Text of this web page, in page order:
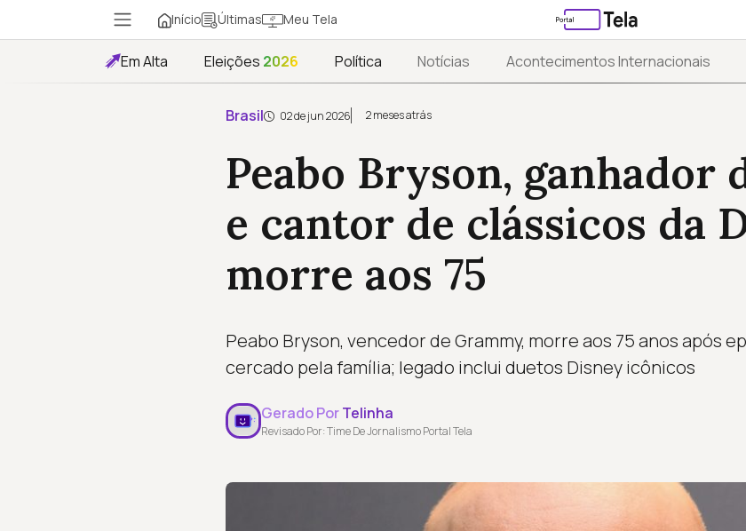
Início Últimas Meu Tela
Em Alta Eleições 2026 Política Notícias Acontecimentos Internacionais
Brasil 02 de jun 2026 2 meses atrás
Peabo Bryson, ganhador
e cantor de clássicos da
morre aos 75
Peabo Bryson, vencedor de Grammy, morre aos 75 anos após
cercado pela família; legado inclui duetos Disney icônicos
Gerado PorTelinha
Revisado Por: Time De Jornalismo Portal Tela